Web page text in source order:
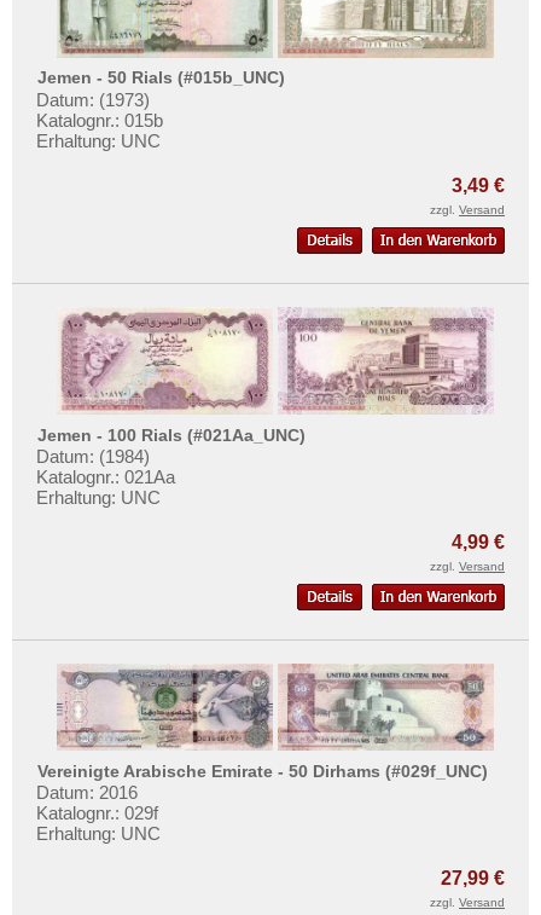
Jemen - 50 Rials (#015b_UNC)
Datum: (1973)
Katalognr.: 015b
Erhaltung: UNC
3,49 €
zzgl. Versand
Jemen - 100 Rials (#021Aa_UNC)
Datum: (1984)
Katalognr.: 021Aa
Erhaltung: UNC
4,99 €
zzgl. Versand
Vereinigte Arabische Emirate - 50 Dirhams (#029f_UNC)
Datum: 2016
Katalognr.: 029f
Erhaltung: UNC
27,99 €
zzgl. Versand